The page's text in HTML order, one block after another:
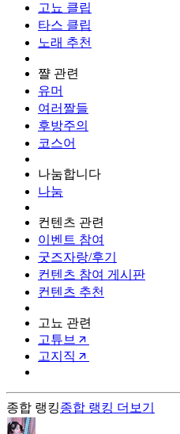
고뇨 클립
타스 클립
노래 추천
쨜 관련
유머
여러짤들
후방주의
코스어
나눔합니다
나눔
컨텐츠 관련
이벤트 참여
굿즈자랑/후기
컨텐츠 참여 게시판
컨텐츠 추천
고뇨 관련
고튜브
고지직
종합 랭킹종합 랭킹 더보기